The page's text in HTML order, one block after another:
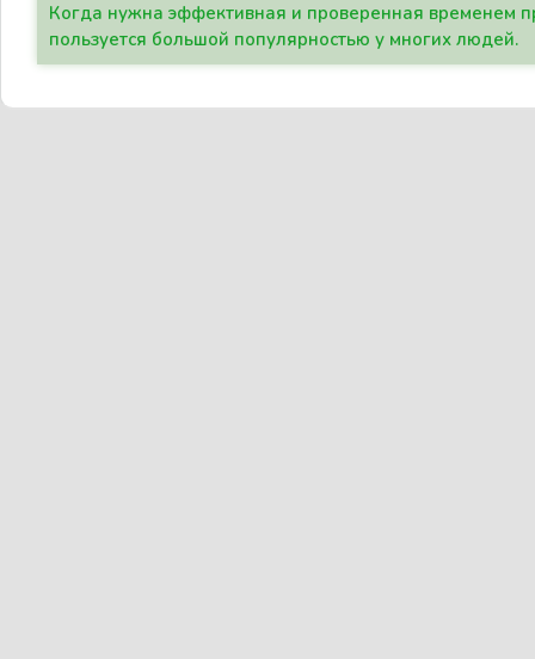
Когда нужна эффективная и проверенная временем
пользуется большой популярностью у многих людей.